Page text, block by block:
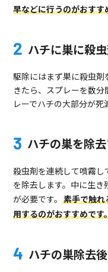
早などに行うのがおすす
ハチに巣に殺
駆除にはまず巣に殺虫剤
きたら、スプレーを数
レーでハチの大部分が死
ハチの巣を除
殺虫剤を連続して噴霧
を除去します。中に生
が必要です。素手で触れ
用するのがおすすめです
ハチの巣除去